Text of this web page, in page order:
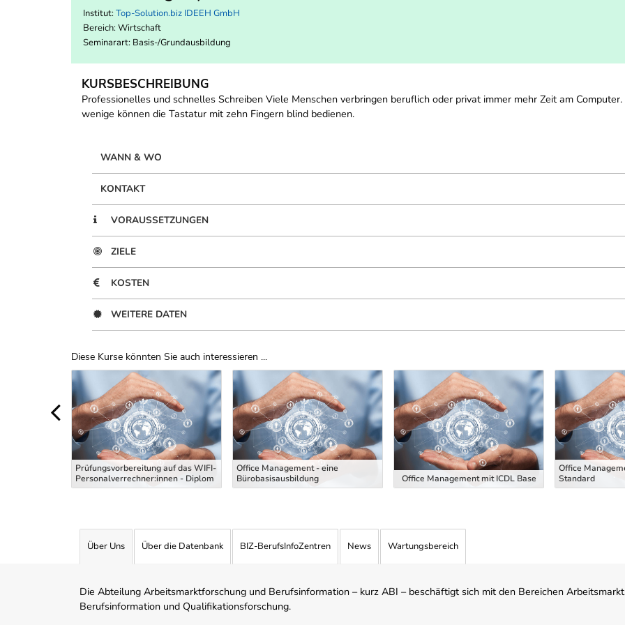
Institut: Top-Solution.biz IDEEH GmbH
Bereich: Wirtschaft
Seminarart: Basis-/Grundausbildung
KURSBESCHREIBUNG
Professionelles und schnelles Schreiben Viele Menschen verbringen beruflich oder privat immer mehr Zeit am
wenige können die Tastatur mit zehn Fingern blind bedienen.
WANN & WO
KONTAKT
VORAUSSETZUNGEN
ZIELE
KOSTEN
WEITERE DATEN
Diese Kurse könnten Sie auch interessieren ...
Uber Weiterbildungsvorschläge
Prüfungsvorbereitung auf das WIFI-
Personalverrechner:innen - Diplom
Office Management - eine
Bürobasisausbildung
Office Management mit ICDL Base
Office
Standard
Über Uns Über die Datenbank BIZ-BerufsInfoZentren News Wartungsbereich
Die Abteilung Arbeitsmarktforschung und Berufsinformation – kurz ABI – beschäftigt sich mit den Bereichen
Berufsinformation und Qualifikationsforschung.